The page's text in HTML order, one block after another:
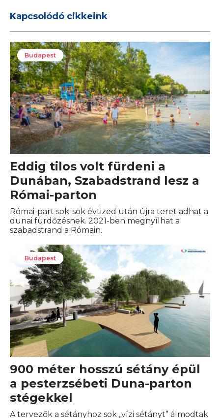
Kapcsolódó cikkeink
Budapest
Eddig tilos volt fürdeni a
Dunában, Szabadstrand lesz a
Római-parton
Római-part sok-sok évtized után újra teret adhat a
dunai fürdőzésnek. 2021-ben megnyílhat a
szabadstrand a Rómain.
Budapest
900 méter hosszú sétány épül
a pesterzsébeti Duna-parton
stégekkel
A tervezők a sétányhoz sok „vízi sétányt” álmodtak